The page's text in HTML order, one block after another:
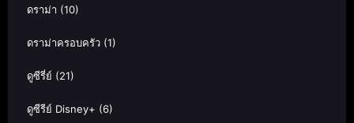
ดราม่า (10)
ดราม่าครอบครัว (1)
ดูซีรี่ย์ (21)
ดูซีรีย์ Disney+ (6)